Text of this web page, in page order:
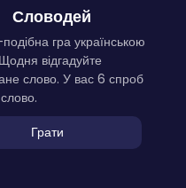
Словодей
гра українською
відгадуйте
слово. У вас 6 спроб
Грати